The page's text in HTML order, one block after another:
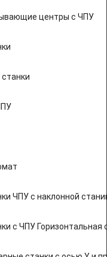
центры с ЧПУ
ЧПУ c наклонной
с ЧПУ Горизонтальная